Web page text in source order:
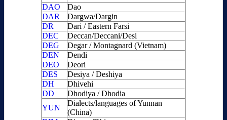
DAO
Dao
DAR
Dargwa/Dargin
DR
Dari / Eastern Farsi
DEC
Deccan/Deccani/Desi
DEG
Degar / Montagnard (Vietnam)
DEN
Dendi
DEO
Deori
DES
Desiya / Deshiya
DH
Dhivehi
DD
Dhodiya / Dhodia
YUN
Dialects/languages of Yunnan
(China)